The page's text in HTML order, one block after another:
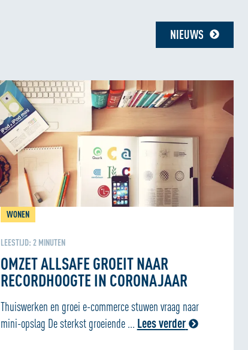
NIEUWS
WONEN
LEESTIJD: 2 MINUTEN
OMZET ALLSAFE GROEIT NAAR
RECORDHOOGTE IN CORONAJAAR
Thuiswerken en groei e-commerce stuwen vraag naar
mini-opslag De sterkst groeiende ... Lees verder